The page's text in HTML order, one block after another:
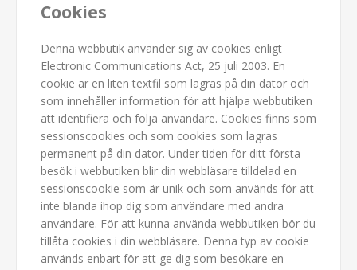
Cookies
Denna webbutik använder sig av cookies enligt
Electronic Communications Act, 25 juli 2003. En
cookie är en liten textfil som lagras på din dator och
som innehåller information för att hjälpa webbutiken
att identifiera och följa användare. Cookies finns som
sessionscookies och som cookies som lagras
permanent på din dator. Under tiden för ditt första
besök i webbutiken blir din webbläsare tilldelad en
sessionscookie som är unik och som används för att
inte blanda ihop dig som användare med andra
användare. För att kunna använda webbutiken bör du
tillåta cookies i din webbläsare. Denna typ av cookie
används enbart för att ge dig som besökare en